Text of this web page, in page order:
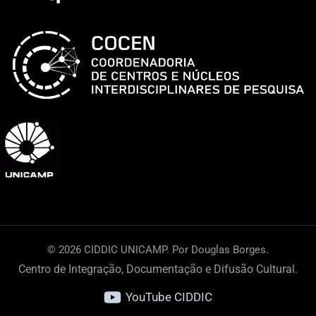
Limeira
© 2026 CIDDIC UNICAMP. Por Douglas Borges.
Centro de Integração, Documentação e Difusão Cultural.
YouTube CIDDIC